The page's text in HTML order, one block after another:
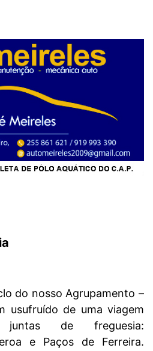
do nosso Agrupamento –
usufruído de uma viagem
juntas de freguesia:
e Paços de Ferreira.